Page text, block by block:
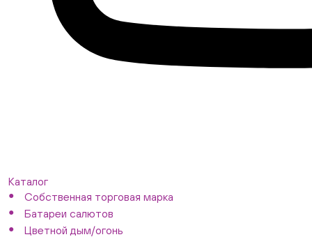
Каталог
Собственная торговая марка
Батареи салютов
Цветной дым/огонь